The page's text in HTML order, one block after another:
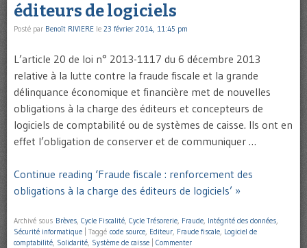
éditeurs de logiciels
Posté par Benoît RIVIERE le 23 février 2014, 11:45 pm
L’article 20 de loi n° 2013-1117 du 6 décembre 2013
relative à la lutte contre la fraude fiscale et la grande
délinquance économique et financière met de nouvelles
obligations à la charge des éditeurs et concepteurs de
logiciels de comptabilité ou de systèmes de caisse. Ils ont en
effet l’obligation de conserver et de communiquer …
Continue reading ‘Fraude fiscale : renforcement des
obligations à la charge des éditeurs de logiciels’ »
Archivé sous Brèves, Cycle Fiscalité, Cycle Trésorerie, Fraude, Intégrité des données,
Sécurité informatique
Taggé code source, Editeur, Fraude fiscale, Logiciel de
comptabilité, Solidarité, Système de caisse Commenter